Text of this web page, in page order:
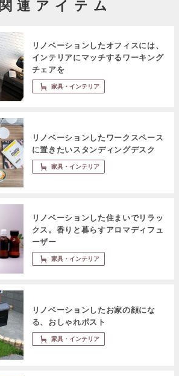
関連アイテム
リノベーションしたオフィスには、
インテリアにマッチするワーキング
チェアを
家具・インテリア
リノベーションしたワークスペース
に置きたいスタンディングデスク
家具・インテリア
リノベーションした住まいでリラッ
クス。香りと暮らすアロマディフュ
ーザー
家具・インテリア
リノベーションしたお家の顔にな
る、おしゃれポスト
家具・インテリア